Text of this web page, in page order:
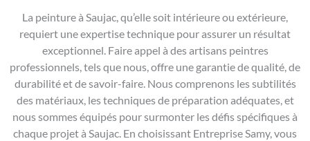
La peinture à Saujac, qu’elle soit intérieure ou extérieure,
requiert une expertise technique pour assurer un résultat
exceptionnel. Faire appel à des artisans peintres
professionnels, tels que nous, offre une garantie de qualité, de
durabilité et de savoir-faire. Nous comprenons les subtilités
des matériaux, les techniques de préparation adéquates, et
nous sommes équipés pour surmonter les défis spécifiques à
chaque projet à Saujac. En choisissant Entreprise Samy, vous